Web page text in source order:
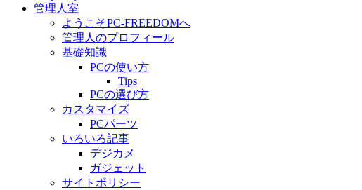
管理人室
ようこそPC-FREEDOMへ
管理人のプロフィール
基礎知識
PCの使い方
Tips
PCの選び方
カスタマイズ
PCパーツ
いろいろ記事
デジカメ
ガジェット
サイトポリシー